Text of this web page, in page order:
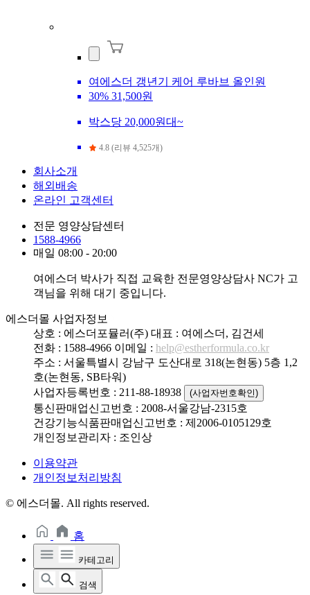
여에스더 갱년기 케어 루바브 올인원
30% 31,500원
박스당 20,000원대~
4.8 (리뷰 4,525개)
회사소개
해외배송
온라인 고객센터
전문 영양상담센터
1588-4966
매일 08:00 - 20:00
여에스더 박사가 직접 교육한 전문영양상담사 NC가 고
객님을 위해 대기 중입니다.
에스더몰 사업자정보
상호 : 에스더포뮬러(주) 대표 : 여에스더, 김건세
전화 : 1588-4966 이메일 : help@estherformula.co.kr
주소 : 서울특별시 강남구 도산대로 318(논현동) 5층 1,2
호(논현동, SB타워)
사업자등록번호 : 211-88-18938
(사업자번호확인)
통신판매업신고번호 : 2008-서울강남-2315호
건강기능식품판매업신고번호 : 제2006-0105129호
개인정보관리자 : 조인상
이용약관
개인정보처리방침
© 에스더몰. All rights reserved.
홈
카테고리
검색